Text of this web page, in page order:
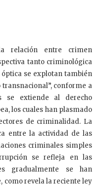
relación entre crimen
tanto criminológica
se explotan también
conforme a
se extiende al derecho
los cuales han plasmado
de criminalidad. La
entre la actividad de las
criminales simples
se refleja en las
gradualmente se han
como revela la reciente ley